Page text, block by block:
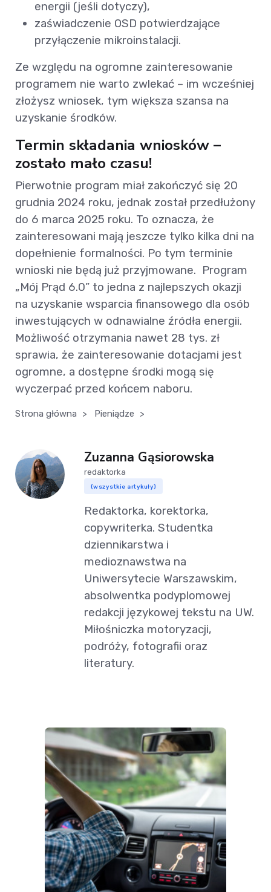
energii (jeśli dotyczy),
zaświadczenie OSD potwierdzające
przyłączenie mikroinstalacji.
Ze względu na ogromne zainteresowanie
programem nie warto zwlekać – im wcześniej
złożysz wniosek, tym większa szansa na
uzyskanie środków.
Termin składania wniosków –
zostało mało czasu!
Pierwotnie program miał zakończyć się 20
grudnia 2024 roku, jednak został przedłużony
do 6 marca 2025 roku. To oznacza, że
zainteresowani mają jeszcze tylko kilka dni na
dopełnienie formalności. Po tym terminie
wnioski nie będą już przyjmowane. Program
„Mój Prąd 6.0” to jedna z najlepszych okazji
na uzyskanie wsparcia finansowego dla osób
inwestujących w odnawialne źródła energii.
Możliwość otrzymania nawet 28 tys. zł
sprawia, że zainteresowanie dotacjami jest
ogromne, a dostępne środki mogą się
wyczerpać przed końcem naboru.
Strona główna > Pieniądze >
Zuzanna Gąsiorowska
redaktorka
(wszystkie artykuły)
Redaktorka, korektorka,
copywriterka. Studentka
dziennikarstwa i
medioznawstwa na
Uniwersytecie Warszawskim,
absolwentka podyplomowej
redakcji językowej tekstu na UW.
Miłośniczka motoryzacji,
podróży, fotografii oraz
literatury.